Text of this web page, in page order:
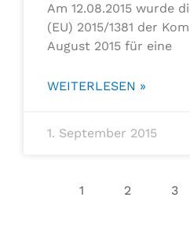
Am 12.08.2015 wurde
(EU) 2015/1381 der
August 2015 für eine
WEITERLESEN »
1. September 2015
1 2 3